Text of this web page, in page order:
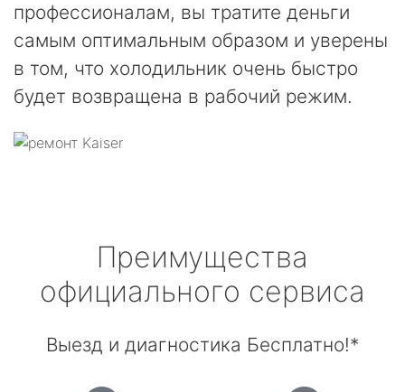
профессионалам, вы тратите деньги
самым оптимальным образом и уверены
в том, что холодильник очень быстро
будет возвращена в рабочий режим.
Преимущества
официального сервиса
Выезд и диагностика Бесплатно!*